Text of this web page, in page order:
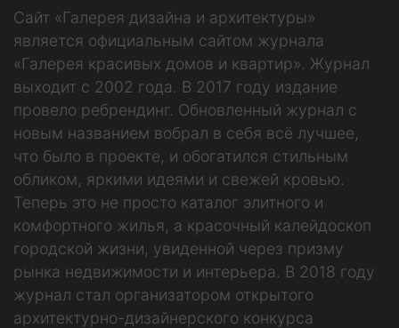
Сайт «Галерея дизайна и архитектуры»
является официальным сайтом журнала
«Галерея красивых домов и квартир». Журнал
выходит с 2002 года. В 2017 году издание
провело ребрендинг. Обновленный журнал с
новым названием вобрал в себя всё лучшее,
что было в проекте, и обогатился стильным
обликом, яркими идеями и свежей кровью.
Теперь это не просто каталог элитного и
комфортного жилья, а красочный калейдоскоп
городской жизни, увиденной через призму
рынка недвижимости и интерьера. В 2018 году
журнал стал организатором открытого
архитектурно-дизайнерского конкурса